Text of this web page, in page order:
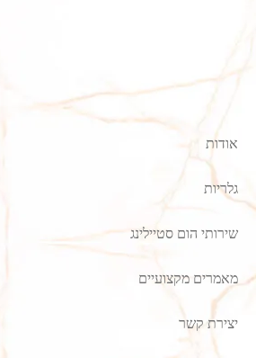
אודות
גלריות
שירותי הום סטיילינג
מאמרים מקצועיים
יצירת קשר